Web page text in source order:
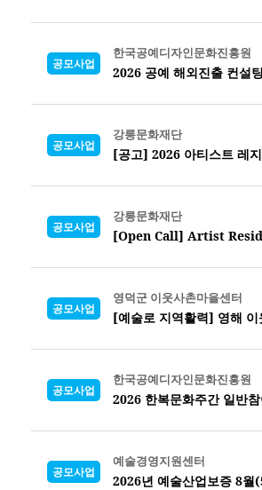
공모사업
한국공예디자인문화진흥원
2026 공예 해외진출 컨설
공모사업
강릉문화재단
[공고] 2026 아티스트 레
공모사업
강릉문화재단
[Open Call] Artist
공모사업
영덕군 이웃사촌마을센터
[예술로 지역활력] 영해
공모사업
한국공예디자인문화진흥원
2026 한복문화주간 일반
공모사업
예술경영지원센터
2026년 예술산업보증 8월